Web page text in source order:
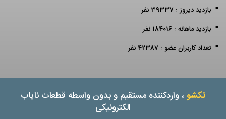
بازدید دیروز : 39337 نفر
بازدید ماهانه : 184016 نفر
تعداد کاربران عضو : 42387 نفر
تکشو ، واردکننده مستقیم و بدون واسطه قطعات نایاب
الکترونیکی